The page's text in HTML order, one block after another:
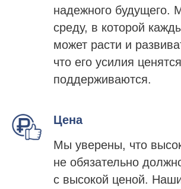
надежного будущего.
среду, в которой
может расти и
что его усилия
поддерживаются.
Цена
Мы уверены, что
не обязательно
с высокой ценой.